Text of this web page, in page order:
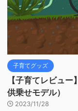
子育てグッズ
【子育てレビュ
供乗せモデル）
2023/11/28